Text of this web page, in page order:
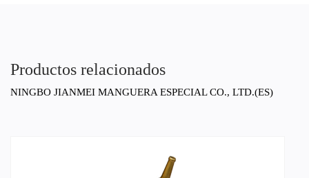
Productos relacionados
NINGBO JIANMEI MANGUERA ESPECIAL CO., LTD.(ES)